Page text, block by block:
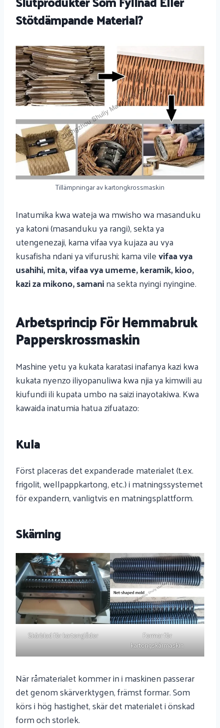
Stötdämpande Material?
Tillämpningar av kartongkrossmaskin
Inatumika kwa wateja wa mwisho wa masanduku
ya katoni (masanduku ya rangi), sekta ya
utengenezaji, kama vifaa vya kujaza au vya
kusafisha ndani ya vifurushi; kama vilevifaa vya
usahihi, mita, vifaa vya umeme, keramik, kioo,
kazi za mikono, samanina sekta nyingi nyingine.
Arbetsprincip För Hemmabruk
Papperskrossmaskin
Mashine yetu ya kukata karatasi inafanya kazi kwa
kukata nyenzo iliyopanuliwa kwa njia ya kimwili au
kiufundi ili kupata umbo na saizi inayotakiwa. Kwa
kawaida inatumia hatua zifuatazo:
Kula
Först placeras det expanderade materialet (t.ex.
frigolit, wellpappkartong, etc.) i matningssystemet
för expandern, vanligtvis en matningsplattform.
Skärning
Skärblad för kartonglådor
Formar för
kartongskärmaskin
När råmaterialet kommer in i maskinen passerar
det genom skärverktygen, främst formar. Som
körs i hög hastighet, skär det materialet i önskad
form och storlek.